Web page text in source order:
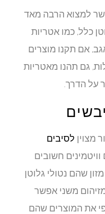
למצוא הרבה מאד
כלל, כמו אטריות
אם תקנו מוצרים
גם תהנו מאטריות
על הדרך.
מצוין לסיבים
וויטמינים חשובים
שהם נטולי גלוטן
משני אפשר
את המוצרים שהם